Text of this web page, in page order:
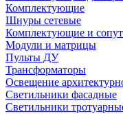
Комплектующие
Шнуры сетевые
Комплектующие и
Модули и матрицы
Пульты ДУ
Трансформаторы
Освещение
Светильники фасадные
Светильники